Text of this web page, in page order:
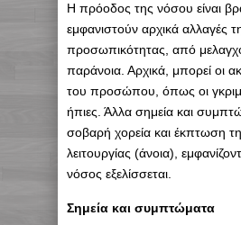
Η πρόοδος της νόσου είναι
εμφανιστούν αρχικά αλλαγές
προσωπικότητας, από
παράνοια. Αρχικά, μπορεί οι
του προσώπου, όπως οι
ήπιες. Άλλα σημεία και
σοβαρή χορεία και έκπτωση
λειτουργίας (άνοια),
νόσος εξελίσσεται.
Σημεία και συμπτώματα